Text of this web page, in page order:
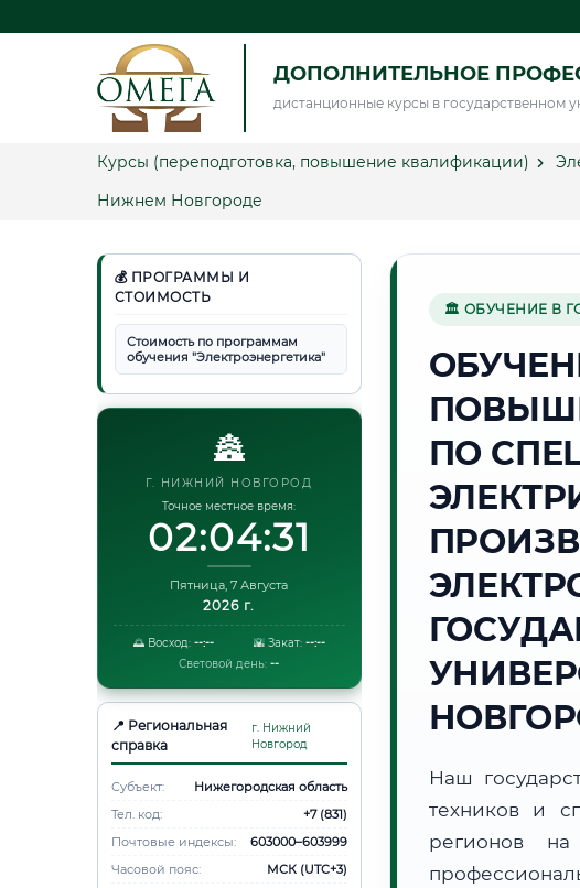
ДОПОЛНИТЕЛЬНОЕ
дистанционные курсы в государственном
Курсы (переподготовка, повышение квалификации)
Нижнем Новгороде
💰 ПРОГРАММЫ И
СТОИМОСТЬ
Стоимость по программам
обучения "Электроэнергетика"
🏯
Г. НИЖНИЙ НОВГОРОД
Точное местное время:
02:04:32
Пятница, 7 Августа
2026 г.
🌅 Восход: --:-- 🌇 Закат: --:--
Световой день: --
📍 Региональная
справка
г. Нижний
Новгород
Субъект:
Нижегородская область
Тел. код:
+7 (831)
Почтовые индексы:
603000–603999
Часовой пояс:
МСК (UTC+3)
🏛 ОБУЧЕНИЕ В
ПО
Наш
техников и
регионов